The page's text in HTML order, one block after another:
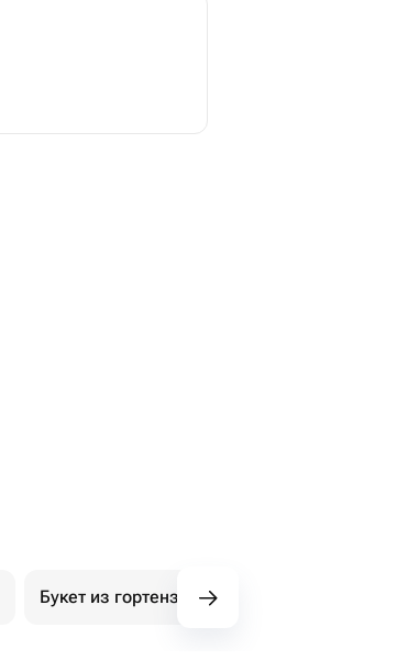
Букет из гортензий